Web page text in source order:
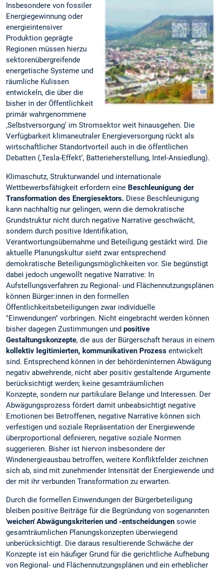
Insbesondere von fossiler
Energiegewinnung oder
energieintensiver
Produktion geprägte
Regionen müssen hierzu
sektorenübergreifende
energetische Systeme und
räumliche Kulissen
entwickeln, die über die
bisher in der Öffentlichkeit
primär wahrgenommene
‚Selbstversorgung‘ im Stromsektor weit hinausgehen. Die
Verfügbarkeit klimaneutraler Energieversorgung rückt als
wirtschaftlicher Standortvorteil auch in die öffentlichen
Debatten (‚Tesla-Effekt‘, Batterieherstellung, Intel-Ansiedlung).
Klimaschutz, Strukturwandel und internationale
Wettbewerbsfähigkeit erfordern eine Beschleunigung der
Transformation des Energiesektors. Diese Beschleunigung
kann nachhaltig nur gelingen, wenn die demokratische
Grundstruktur nicht durch negative Narrative geschwächt,
sondern durch positive Identifikation,
Verantwortungsübernahme und Beteiligung gestärkt wird. Die
aktuelle Planungskultur sieht zwar entsprechend
demokratische Beteiligungsmöglichkeiten vor. Sie begünstigt
dabei jedoch ungewollt negative Narrative: In
Aufstellungsverfahren zu Regional- und Flächennutzungsplänen
können Bürger:innen in den formellen
Öffentlichkeitsbeteiligungen zwar individuelle
"Einwendungen" vorbringen. Nicht eingebracht werden können
bisher dagegen Zustimmungen und positive
Gestaltungskonzepte, die aus der Bürgerschaft heraus in einem
kollektiv legitimierten, kommunikativen Prozess entwickelt
sind. Entsprechend können in der behördeninternen Abwägung
negativ abwehrende, nicht aber positiv gestaltende Argumente
berücksichtigt werden; keine gesamträumlichen
Konzepte, sondern nur partikulare Belange und Interessen. Der
Abwägungsprozess fördert damit unbeabsichtigt negative
Emotionen bei Betroffenen, negative Narrative können sich
verfestigen und soziale Repräsentation der Energiewende
überproportional definieren, negative soziale Normen
suggerieren. Bisher ist hiervon insbesondere der
Windenergieausbau betroffen, weitere Konfliktfelder zeichnen
sich ab, sind mit zunehmender Intensität der Energiewende und
der mit ihr verbunden Transformation zu erwarten.
Durch die formellen Einwendungen der Bürgerbeteiligung
bleiben positive Beiträge für die Begründung von sogenannten
'weichen' Abwägungskriterien und -entscheidungen sowie
gesamträumlichen Planungskonzepten überwiegend
unberücksichtigt. Die daraus resultierende Schwäche der
Konzepte ist ein häufiger Grund für die gerichtliche Aufhebung
von Regional- und Flächennutzungsplänen und ein erheblicher